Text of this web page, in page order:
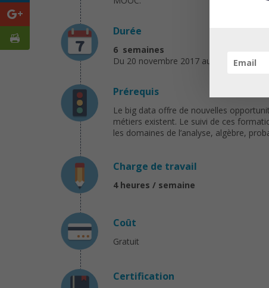
Durée
6 semaines
Du 20 novembre 2017 au 1er octobre
Prérequis
Le big data offre de nouvelles
métiers existent. Le suivi de ces
les domaines de l’analyse, algèbre,
Charge de travail
4 heures / semaine
Coût
Gratuit
Certification